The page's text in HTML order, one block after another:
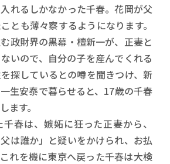
れるしかなかった千春。花岡が父
とも薄々察するようになります。
政財界の黒幕・檀新一が、正妻と
いので、自分の子を産んでくれる
探しているとの噂を聞きつけ、新
生安泰で暮らせると、17歳の千春
ます。
春は、嫉妬に狂った正妻から、
父は誰か」と疑いをかけられ、お払
れを機に東京へ戻った千春は大検